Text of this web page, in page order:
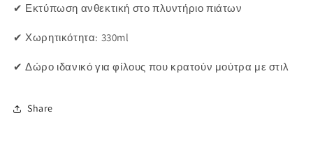
✔ Εκτύπωση ανθεκτική στο πλυντήριο πιάτων
✔ Χωρητικότητα: 330ml
✔ Δώρο ιδανικό για φίλους που κρατούν μούτρα με στιλ
Share